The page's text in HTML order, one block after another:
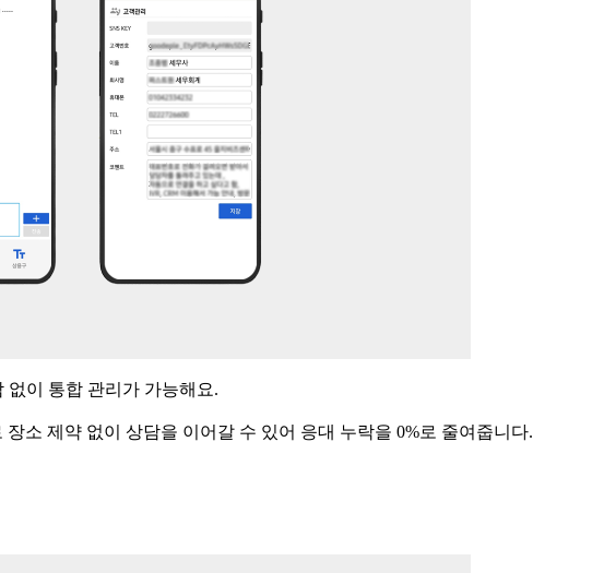
없이 통합 관리가 가능해요.
소 제약 없이 상담을 이어갈 수 있어 응대 누락을 0%로 줄여줍니다.